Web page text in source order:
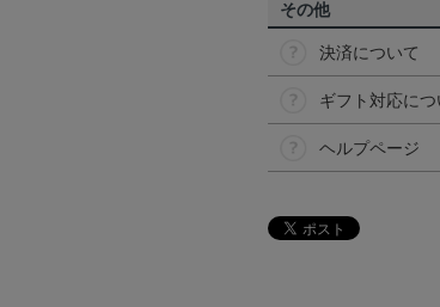
その他
決済について
ギフト対応に
ヘルプページ